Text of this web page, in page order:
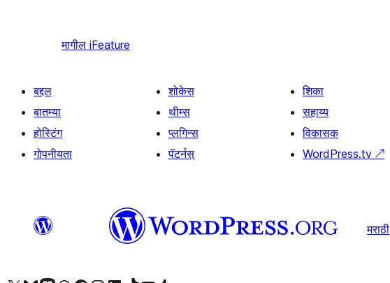
मागील iFeature
बद्दल
बातम्या
होस्टिंग
गोपनीयता
शोकेस
थीम्स
प्लगिन्स
पॅटर्नस्
शिका
सहाय्य
विकासक
WordPress.tv↗
मराठी